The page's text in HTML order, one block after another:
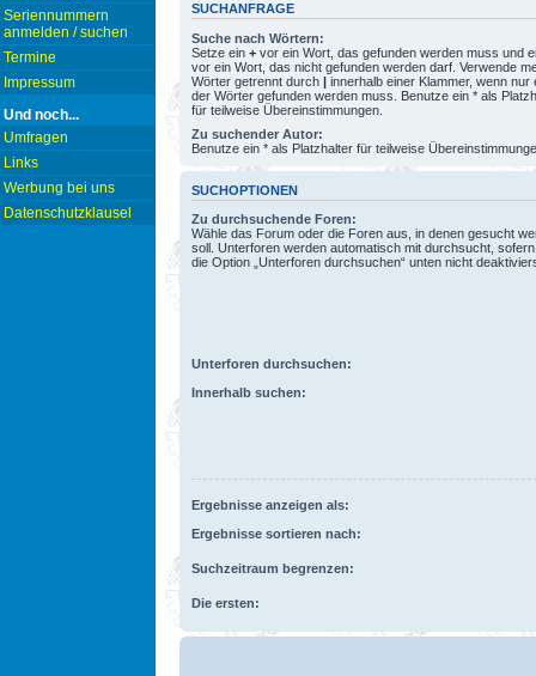
Seriennummern
anmelden / suchen
Termine
Impressum
Und noch...
Umfragen
Links
Werbung bei uns
Datenschutzklausel
SUCHANFRAGE
Suche nach Wörtern:
Setze ein + vor ein Wort, das gefunden werden muss und
vor ein Wort, das nicht gefunden werden darf. Verwende
Wörter getrennt durch | innerhalb einer Klammer, wenn nur
der Wörter gefunden werden muss. Benutze ein * als
für teilweise Übereinstimmungen.
Zu suchender Autor:
Benutze ein * als Platzhalter für teilweise
SUCHOPTIONEN
Zu durchsuchende Foren:
Wähle das Forum oder die Foren aus, in denen gesucht
soll. Unterforen werden automatisch mit durchsucht,
die Option „Unterforen durchsuchen“ unten nicht
Unterforen durchsuchen:
Innerhalb suchen:
Ergebnisse anzeigen als:
Ergebnisse sortieren nach:
Suchzeitraum begrenzen:
Die ersten: